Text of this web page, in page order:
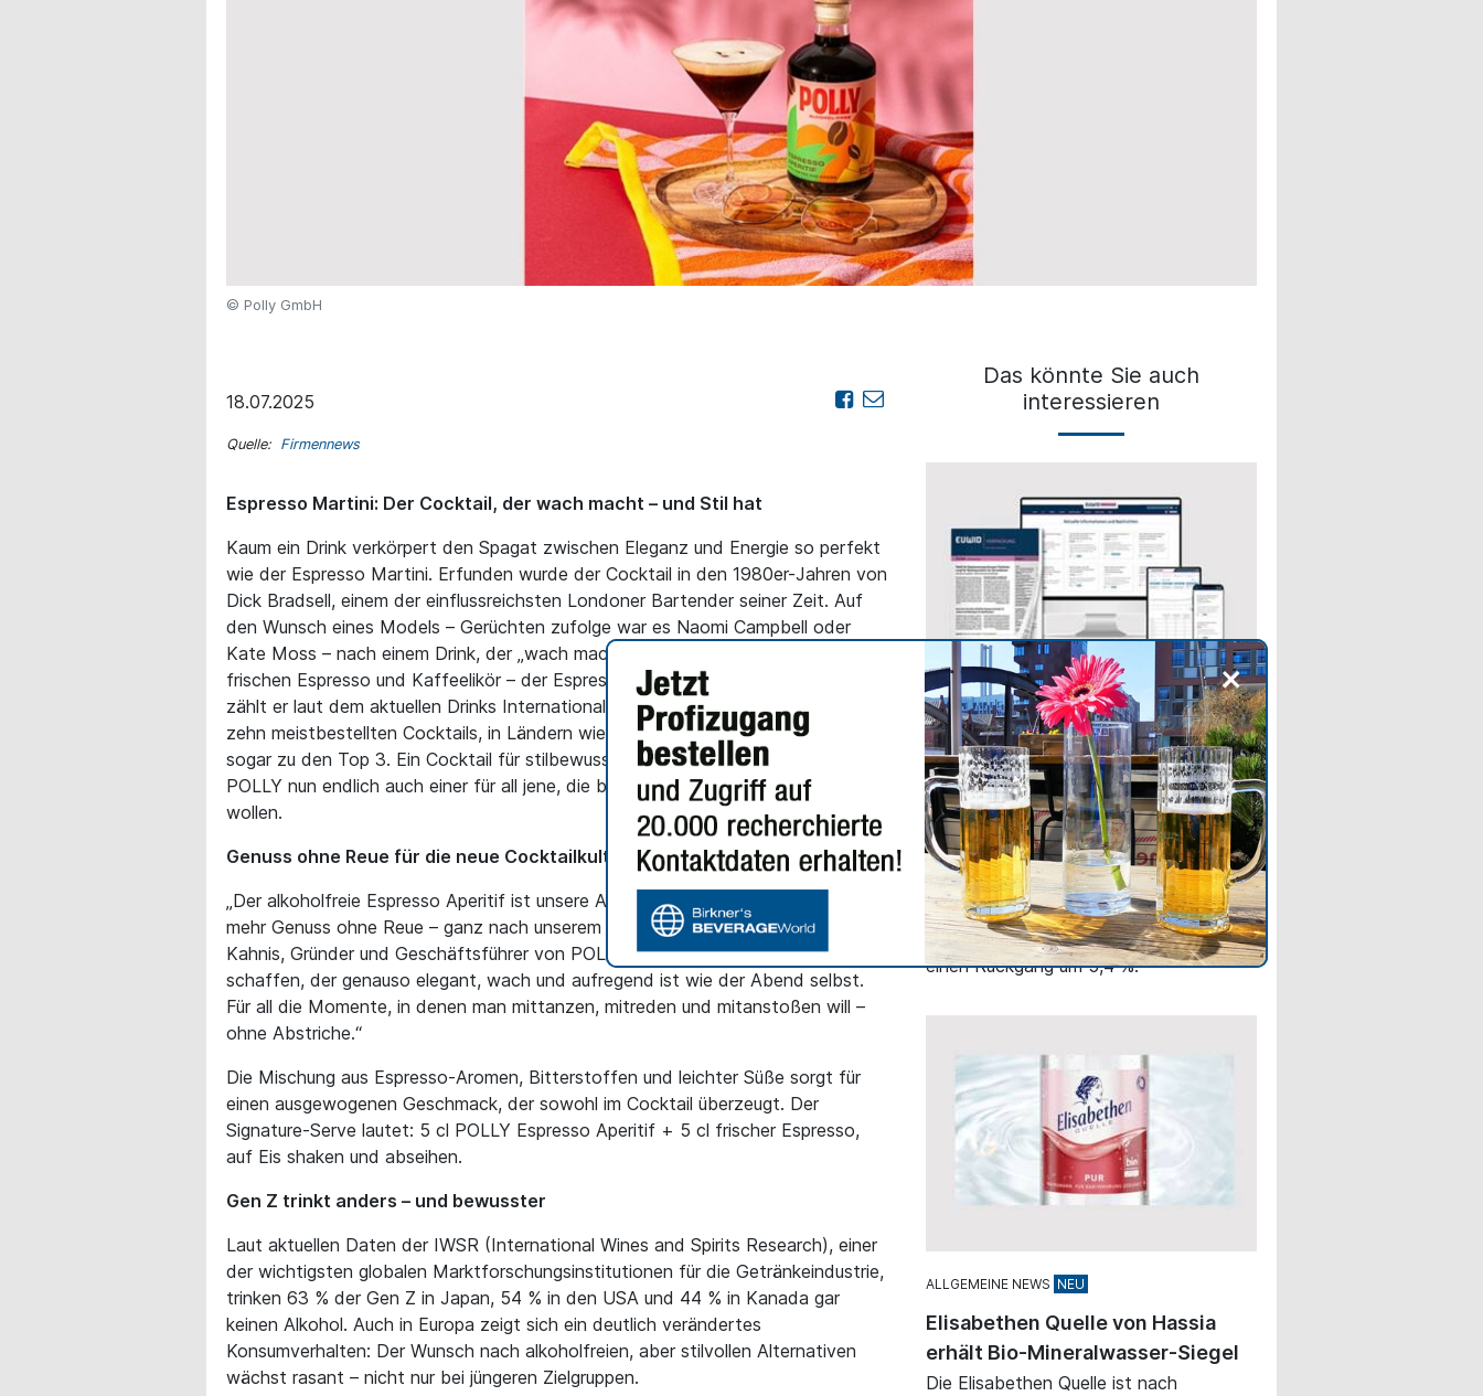
+
© Polly GmbH
18.07.2025
Quelle: Firmennews
Espresso Martini: Der Cocktail, der wach macht – und Stil hat
Kaum ein Drink verkörpert den Spagat zwischen Eleganz und Energie so perfekt
wie der Espresso Martini. Erfunden wurde der Cocktail in den 1980er-Jahren von
Dick Bradsell, einem der einflussreichsten Londoner Bartender seiner Zeit. Auf
den Wunsch eines Models – Gerüchten zufolge war es Naomi Campbell oder
Kate Moss – nach einem Drink, der „wach macht und abliefert“, mixte er Vodka,
frischen Espresso und Kaffeelikör – der Espresso Martini war geboren. Heute
zählt er laut dem aktuellen Drinks International Cocktail Report weltweit zu den
zehn meistbestellten Cocktails, in Ländern wie Großbritannien oder Australien
sogar zu den Top 3. Ein Cocktail für stilbewusste Feinschmecker – und dank
POLLY nun endlich auch einer für all jene, die bewusst alkoholfrei genießen
wollen.
Genuss ohne Reue für die neue Cocktailkultur
„Der alkoholfreie Espresso Aperitif ist unsere Antwort auf den Wunsch nach
mehr Genuss ohne Reue – ganz nach unserem Credo Never Miss Out“, sagt Philip
Kahnis, Gründer und Geschäftsführer von POLLY. „Wir wollten einen Drink
schaffen, der genauso elegant, wach und aufregend ist wie der Abend selbst.
Für all die Momente, in denen man mittanzen, mitreden und mitanstoßen will –
ohne Abstriche.“
Die Mischung aus Espresso-Aromen, Bitterstoffen und leichter Süße sorgt für
einen ausgewogenen Geschmack, der sowohl im Cocktail überzeugt. Der
Signature-Serve lautet: 5 cl POLLY Espresso Aperitif + 5 cl frischer Espresso,
auf Eis shaken und abseihen.
Gen Z trinkt anders – und bewusster
Laut aktuellen Daten der IWSR (International Wines and Spirits Research), einer
der wichtigsten globalen Marktforschungsinstitutionen für die Getränkeindustrie,
trinken 63 % der Gen Z in Japan, 54 % in den USA und 44 % in Kanada gar
keinen Alkohol. Auch in Europa zeigt sich ein deutlich verändertes
Konsumverhalten: Der Wunsch nach alkoholfreien, aber stilvollen Alternativen
wächst rasant – nicht nur bei jüngeren Zielgruppen.
Das könnte Sie auch
interessieren
ALLGEMEINE NEWS
Deutscher Behälterglasmarkt
verzeichnet einen schwächeren
Jahresauftakt
Bei Bier und Spirituosen sank der
Absatz um 1,1 %, bei Wein und
Schaumwein um 8,6 %. Das Segment
Wasser, Milch und Saft verzeichnete
einen Rückgang um 5,4 %.
ALLGEMEINE NEWS
Elisabethen Quelle von Hassia
erhält Bio-Mineralwasser-Siegel
Die Elisabethen Quelle ist nach